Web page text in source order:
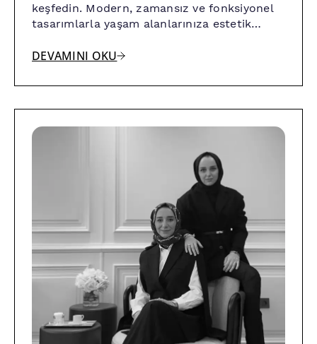
keşfedin. Modern, zamansız ve fonksiyonel
tasarımlarla yaşam alanlarınıza estetik
DEVAMINI OKU